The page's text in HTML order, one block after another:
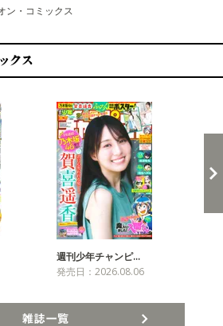
ン・コミックス
週刊少年チャンピ…
発売日：2026.08.06